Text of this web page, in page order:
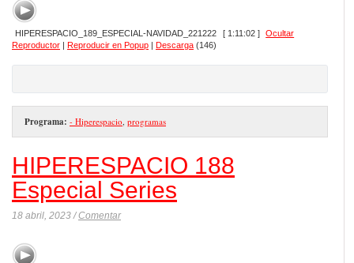
HIPERESPACIO_189_ESPECIAL-NAVIDAD_221222 [ 1:11:02 ]
Ocultar
Reproductor | Reproducir en Popup | Descarga (146)
Programa: - Hiperespacio, programas
HIPERESPACIO 188
Especial Series
18 abril, 2023 /Comentar